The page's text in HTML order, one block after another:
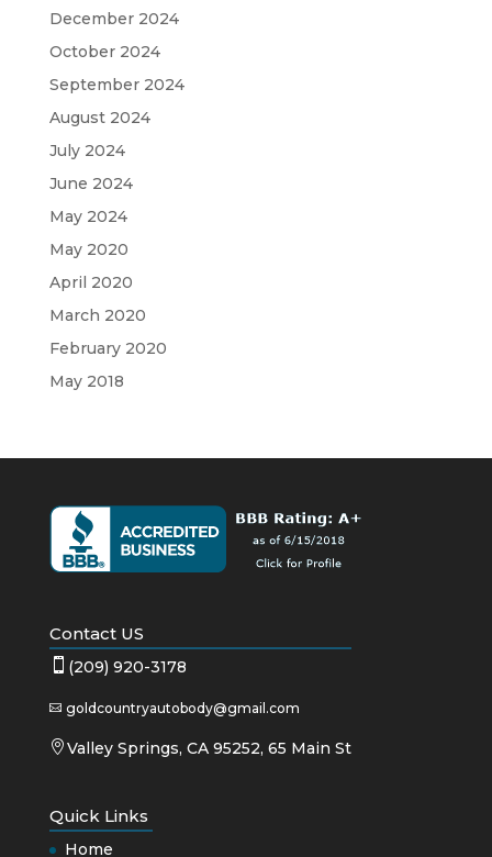
December 2024
October 2024
September 2024
August 2024
July 2024
June 2024
May 2024
May 2020
April 2020
March 2020
February 2020
May 2018
Contact US
 (209) 920-3178
 goldcountryautobody@gmail.com
 Valley Springs, CA 95252, 65 Main St
Quick Links
Home